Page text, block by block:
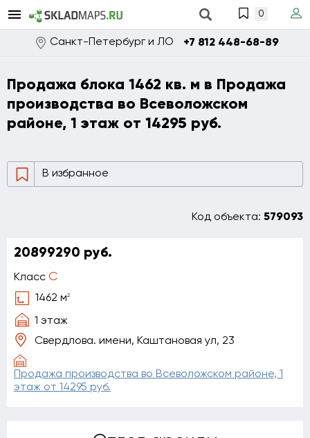
0
Санкт-Петербург и ЛО +7 812 448-68-89
Продажа блока 1462 кв. м в Продажа
производства во Всеволожском
районе, 1 этаж от 14295 руб.
В избранное
Код объекта: 579093
20899290 руб.
Класс C
1462 м2
1 этаж
Свердлова. имени, Каштановая ул, 23
Продажа производства во Всеволожском районе, 1
этаж от 14295 руб.